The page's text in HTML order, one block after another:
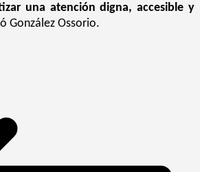
una atención digna, accesible y
González Ossorio.